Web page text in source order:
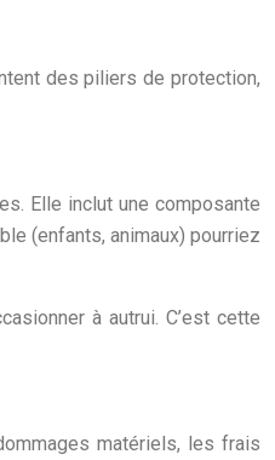
des piliers de protection,
Elle inclut une composante
(enfants, animaux) pourriez
à autrui. C’est cette
matériels, les frais